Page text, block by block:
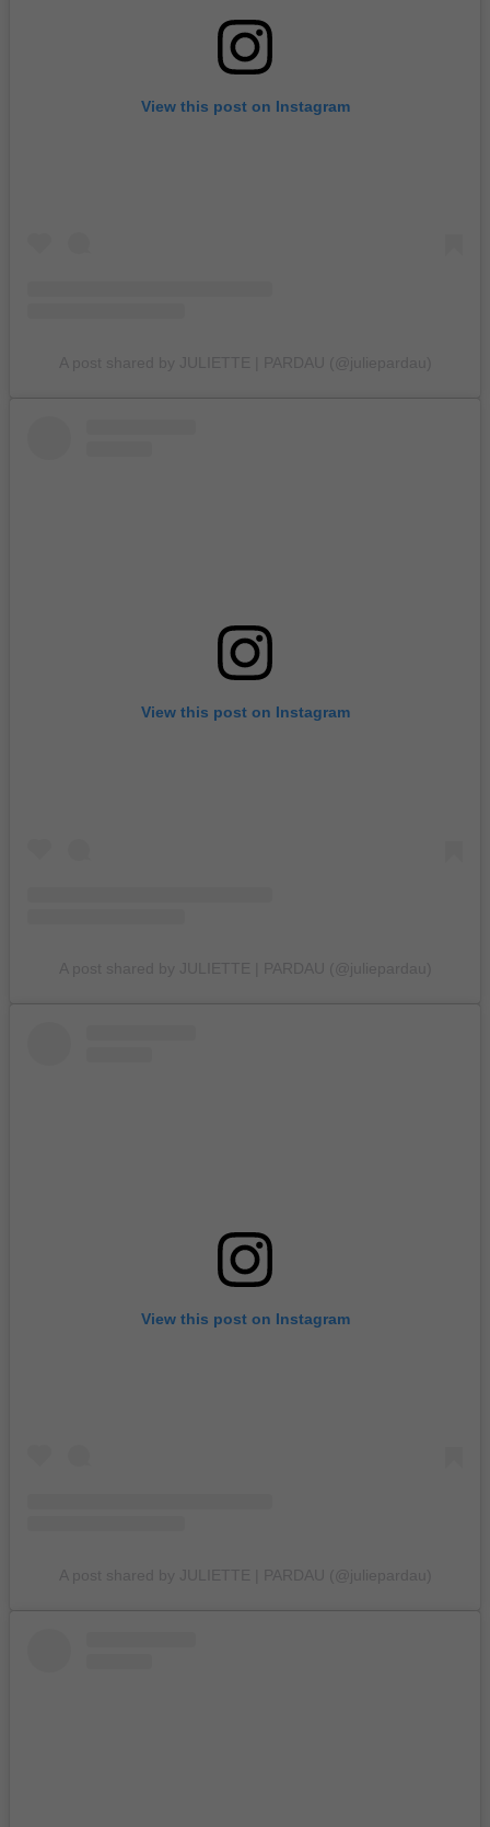
View this post on Instagram
View this post on Instagram
View this post on Instagram